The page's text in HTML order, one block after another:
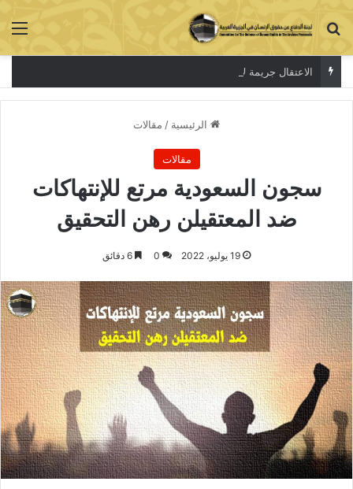
بحث عن
الاعتقال جريمة لا تخفي الحقيقة
الرئيسية / مقالات
مقالات
سجون السعودية مرتع للإنتهاكات
ضد المعتقيلن رهن التحقيق
19 يوليو، 2022 0